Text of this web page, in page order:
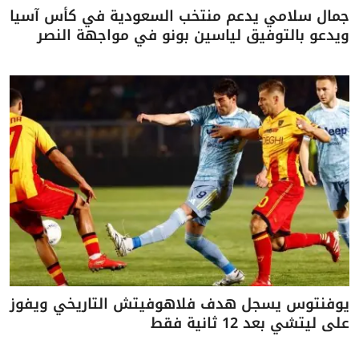
جمال سلامي يدعم منتخب السعودية في كأس آسيا
ويدعو بالتوفيق لياسين بونو في مواجهة النصر
يوفنتوس يسجل هدف فلاهوفيتش التاريخي ويفوز
على ليتشي بعد 12 ثانية فقط